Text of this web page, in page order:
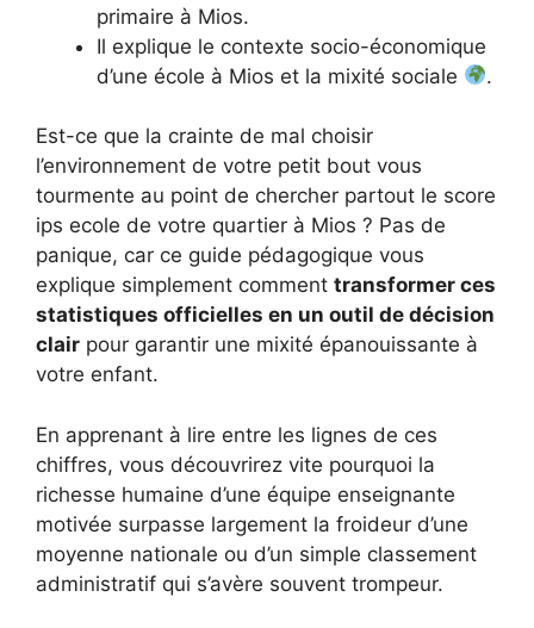
primaire à Mios.
Il explique le contexte socio-économique
d’une école à Mios et la mixité sociale
.
Est-ce que la crainte de mal choisir
l’environnement de votre petit bout vous
tourmente au point de chercher partout le score
ips ecole de votre quartier à Mios ? Pas de
panique, car ce guide pédagogique vous
explique simplement comment transformer ces
statistiques officielles en un outil de décision
clair pour garantir une mixité épanouissante à
votre enfant.
En apprenant à lire entre les lignes de ces
chiffres, vous découvrirez vite pourquoi la
richesse humaine d’une équipe enseignante
motivée surpasse largement la froideur d’une
moyenne nationale ou d’un simple classement
administratif qui s’avère souvent trompeur.